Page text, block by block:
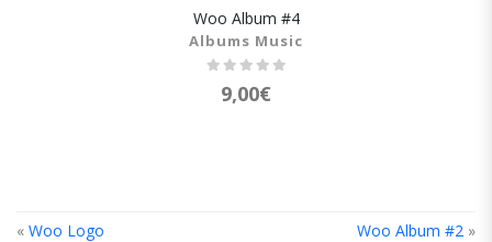
SHOW DETAILS
Woo Album #4
Albums Music
9,00€
« Woo Logo Woo Album #2 »